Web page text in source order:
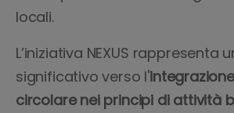
locali.
L’iniziativa NEXUS rappresenta
significativo verso l'
circolare nei principi di attività